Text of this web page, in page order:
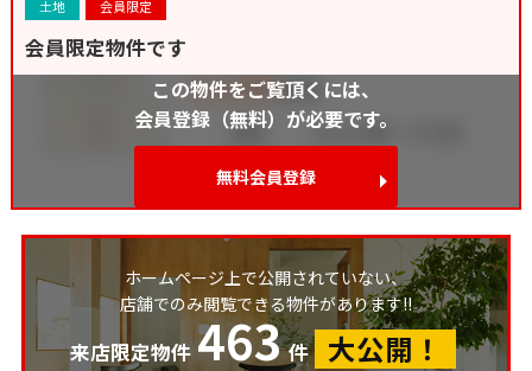
土地 会員限定
会員限定物件です
この物件をご覧頂くには、
会員登録（無料）が必要です。
無料会員登録
ホームページ上で公開されていない、
店舗でのみ閲覧できる物件があります!!
来店限定物件 463 件 大公開！